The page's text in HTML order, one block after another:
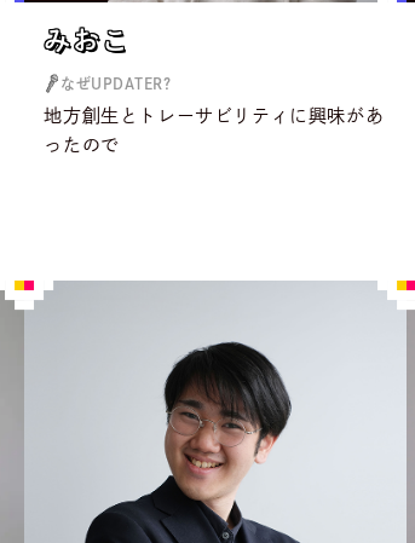
みおこ
みおこ
なぜUPDATER?
地方創生とトレーサビリティに興味があ
ったので